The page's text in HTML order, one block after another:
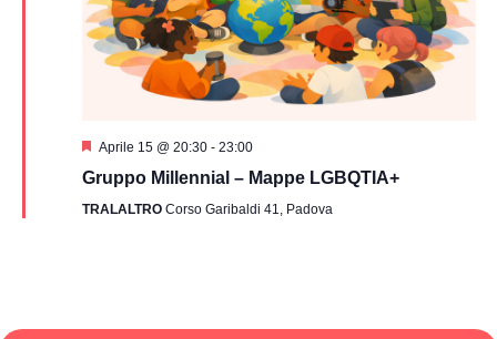
Segnalati
Aprile 15 @ 20:30- 23:00
Gruppo Millennial – Mappe LGBQTIA+
TRALALTRO Corso Garibaldi 41, Padova